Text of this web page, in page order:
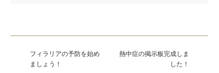
フィラリアの予防を始め
ましょう！
熱中症の掲示板完成しま
した！